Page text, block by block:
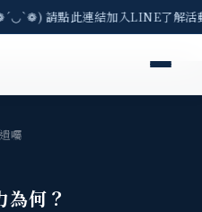
請點此連結加入LINE了解
囑
為何？